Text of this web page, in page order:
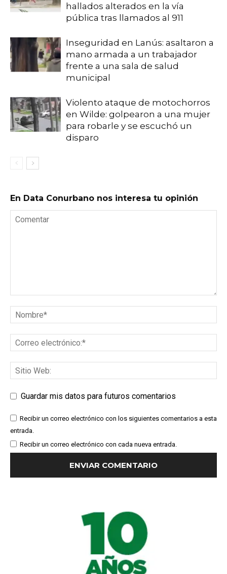
hallados alterados en la vía
pública tras llamados al 911
Inseguridad en Lanús: asaltaron a
mano armada a un trabajador
frente a una sala de salud
municipal
Violento ataque de motochorros
en Wilde: golpearon a una mujer
para robarle y se escuchó un
disparo
En Data Conurbano nos interesa tu opinión
Guardar mis datos para futuros comentarios
Recibir un correo electrónico con los siguientes comentarios a esta
entrada.
Recibir un correo electrónico con cada nueva entrada.